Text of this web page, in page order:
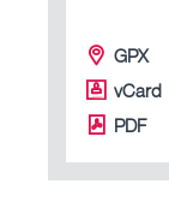
GPX
vCard
PDF